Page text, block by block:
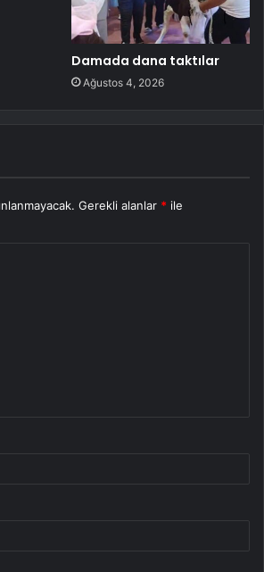
Damada dana taktılar
Ağustos 4, 2026
Gerekli alanlar * ile